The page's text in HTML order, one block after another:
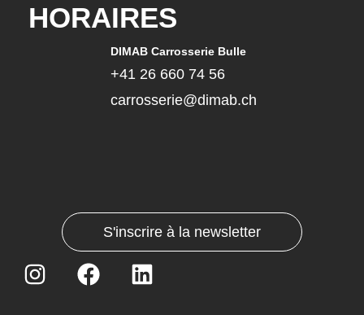
HORAIRES
DIMAB Carrosserie Bulle
+41 26 660 74 56
carrosserie@dimab.ch
S'inscrire à la newsletter